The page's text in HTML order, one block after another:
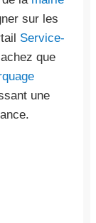
sur les
Service-
que
une